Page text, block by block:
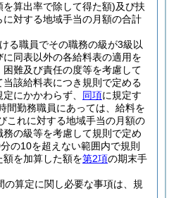
算出率で除して得た額)及び扶
対する地域手当の月額の合計
る職員でその職務の級が3級以
に同表以外の各給料表の適用を
難及び責任の度等を考慮して
該給料表につき規則で定める
定にかかわらず、 同項に規定す
間勤務職員にあっては、給料を
これに対する地域手当の月額の
の級等を考慮して規則で定め
の10を超えない範囲内で規則
を加算した額を第2項の期末手
の算定に関し必要な事項は、規